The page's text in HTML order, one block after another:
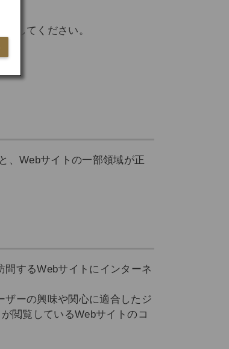
してください。
、Webサイトの一部領域が正
するWebサイトにインターネ
ーの興味や関心に適合したジ
閲覧しているWebサイトのコ